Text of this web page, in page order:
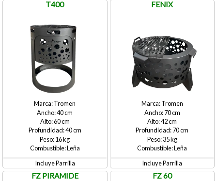
T400
Tromen
40
60
40
16
Leña
Incluye Parrilla
FENIX
Tromen
70
42
70
35
Leña
Incluye Parrilla
FZ PIRAMIDE FZ 60